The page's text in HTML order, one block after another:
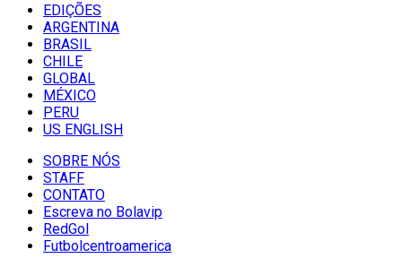
EDIÇÕES
ARGENTINA
BRASIL
CHILE
GLOBAL
MÉXICO
PERU
US ENGLISH
SOBRE NÓS
STAFF
CONTATO
Escreva no Bolavip
RedGol
Futbolcentroamerica